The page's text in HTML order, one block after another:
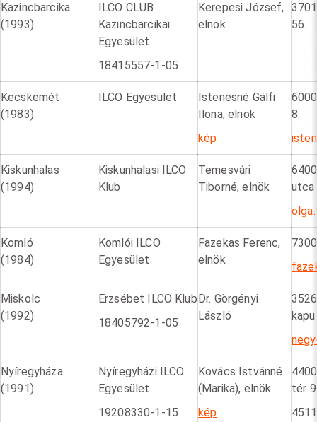
Kazincbarcika
(1993)
ILCO CLUB
Kazincbarcikai
Egyesület
18415557-1-05
Kerepesi József,
elnök
56.
Kecskemét
(1983)
ILCO Egyesület
Istenesné Gálfi
Ilona, elnök
kép
8.
Kiskunhalas
(1994)
Kiskunhalasi ILCO
Klub
Temesvári
Tiborné, elnök
utca
Komló
(1984)
Komlói ILCO
Egyesület
Fazekas Ferenc,
elnök
Miskolc
(1992)
Erzsébet ILCO Klub
18405792-1-05
Dr. Görgényi
László
Nyíregyháza
(1991)
Nyíregyházi ILCO
Egyesület
19208330-1-15
Kovács Istvánné
(Marika), elnök
kép
tér